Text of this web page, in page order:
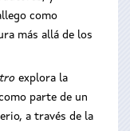
como
más allá de los
explora la
parte de un
a través de la